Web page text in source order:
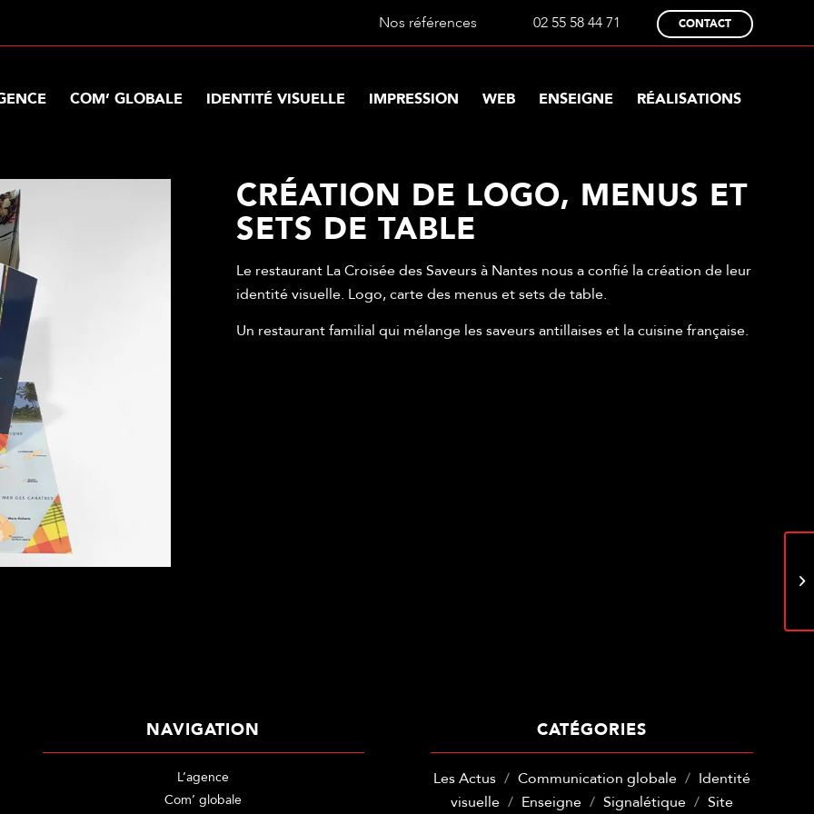
Nos références 02 55 58 44 71 CONTACT
COM’ GLOBALE IDENTITÉ VISUELLE IMPRESSION WEB ENSEIGNE RÉALISATIONS
CRÉATION DE LOGO, MENUS ET
SETS DE TABLE
Le restaurant La Croisée des Saveurs à Nantes nous a confié la création de leur
identité visuelle. Logo, carte des menus et sets de table.
Un restaurant familial qui mélange les saveurs antillaises et la cuisine française.
NAVIGATION
L’agence
Com’ globale
CATÉGORIES
Les Actus Communication globale
Identité
visuelle
Enseigne Signalétique Site